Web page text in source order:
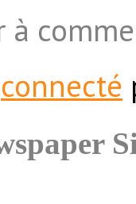
à
connecté